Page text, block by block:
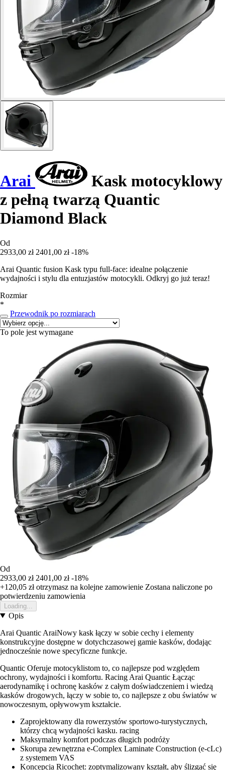
Arai
Kask motocyklowy
z pełną twarzą Quantic
Diamond Black
Od
2933,00 zł 2401,00 zł -18%
Arai Quantic fusion Kask typu full-face: idealne połączenie
wydajności i stylu dla entuzjastów motocykli. Odkryj go już teraz!
Rozmiar
*
Przewodnik po rozmiarach
To pole jest wymagane
Od
2933,00 zł 2401,00 zł -18%
+120,05 złotrzymasz na kolejne zamowienie Zostana naliczone po
potwierdzeniu zamowienia
Loading...
Opis
Arai Quantic AraiNowy kask łączy w sobie cechy i elementy
konstrukcyjne dostępne w dotychczasowej gamie kasków, dodając
jednocześnie nowe specyficzne funkcje.
Quantic Oferuje motocyklistom to, co najlepsze pod względem
ochrony, wydajności i komfortu. Racing Arai Quantic Łącząc
aerodynamikę i ochronę kasków z całym doświadczeniem i wiedzą
kasków drogowych, łączy w sobie to, co najlepsze z obu światów w
nowoczesnym, opływowym kształcie.
Zaprojektowany dla rowerzystów sportowo-turystycznych,
którzy chcą wydajności kasku. racing
Maksymalny komfort podczas długich podróży
Skorupa zewnętrzna e-Complex Laminate Construction (e-cLc)
z systemem VAS
Koncepcja Ricochet: zoptymalizowany kształt, aby ślizgać się